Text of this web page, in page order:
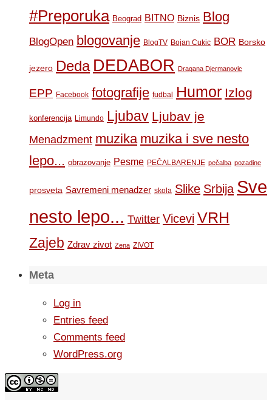
#Preporuka Beograd BITNO Biznis Blog
BlogOpen blogovanje BlogTV Bojan Cukic BOR Borsko
jezero Deda DEDABOR Dragana Djermanovic
EPP Facebook fotografije fudbal Humor Izlog
konferencija Limundo Ljubav Ljubav je
Menadzment muzika muzika i sve nesto
lepo... obrazovanje Pesme PEČALBARENJE pečalba pozadine
prosveta Savremeni menadzer skola Slike Srbija Sve
nesto lepo... Twitter Vicevi VRH
Zajeb Zdrav zivot Zena ZIVOT
Meta
Log in
Entries feed
Comments feed
WordPress.org